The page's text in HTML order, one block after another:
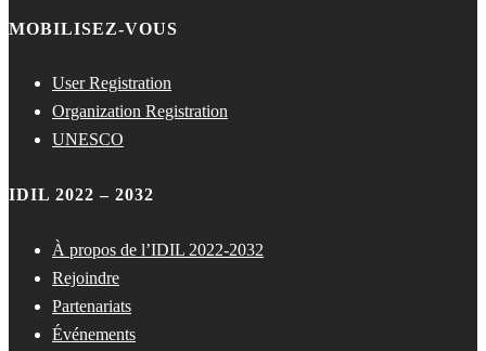
MOBILISEZ-VOUS
User Registration
Organization Registration
UNESCO
IDIL 2022 – 2032
À propos de l’IDIL 2022-2032
Rejoindre
Partenariats
Événements